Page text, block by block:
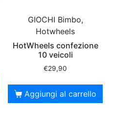
GIOCHI Bimbo,
Hotwheels
HotWheels confezione
10 veicoli
€29,90
Aggiungi al carrello